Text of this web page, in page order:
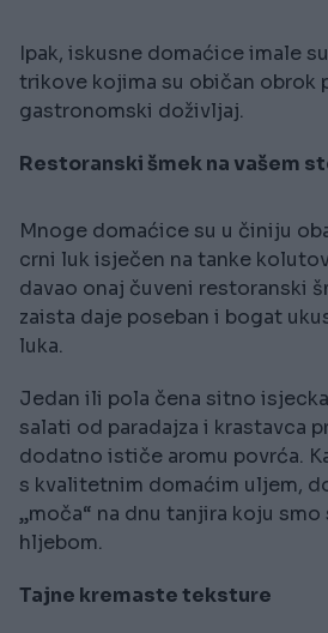
Ipak, iskusne domaćice imale
trikove kojima su običan obrok
gastronomski doživljaj.
Restoranski šmek na vašem
Mnoge domaćice su u činiju
crni luk isječen na tanke
davao onaj čuveni restoranski
zaista daje poseban i bogat
luka.
Jedan ili pola čena sitno
salati od paradajza i krastavca
dodatno ističe aromu povrća.
s kvalitetnim domaćim uljem,
„moča“ na dnu tanjira koju
hljebom.
Tajne kremaste teksture